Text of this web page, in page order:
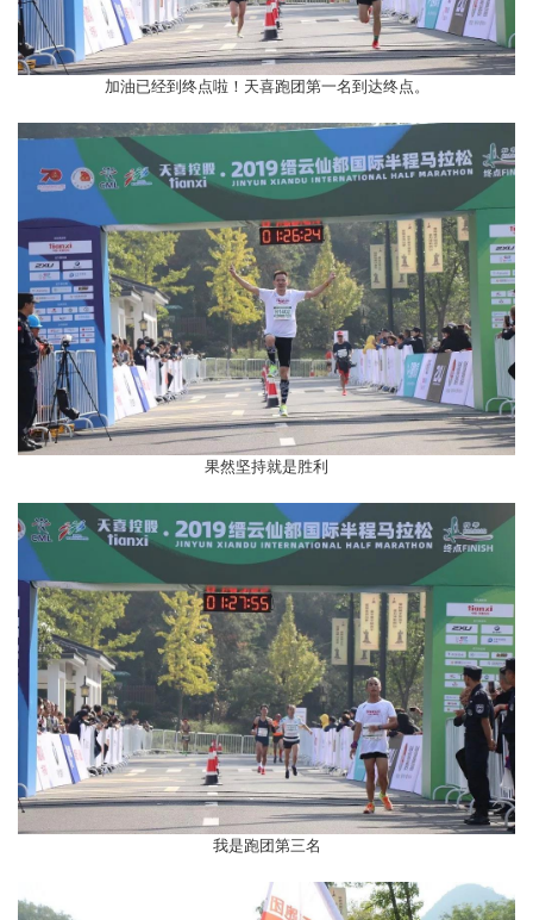
加油已经到终点啦！天喜跑团第一名到达终点。
果然坚持就是胜利
我是跑团第三名